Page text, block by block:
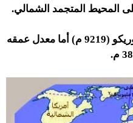
المحيط المتجمد الشمالي.
وأعمق وحدة فيه هي وحدة بورتوريكو (9219 م) أما معدل عمقه